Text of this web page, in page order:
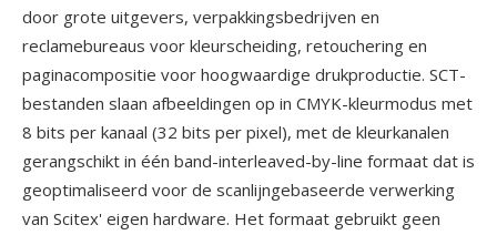
door grote uitgevers, verpakkingsbedrijven en
reclamebureaus voor kleurscheiding, retouchering en
paginacompositie voor hoogwaardige drukproductie. SCT-
bestanden slaan afbeeldingen op in CMYK-kleurmodus met
8 bits per kanaal (32 bits per pixel), met de kleurkanalen
gerangschikt in één band-interleaved-by-line formaat dat is
geoptimaliseerd voor de scanlijngebaseerde verwerking
van Scitex' eigen hardware. Het formaat gebruikt geen